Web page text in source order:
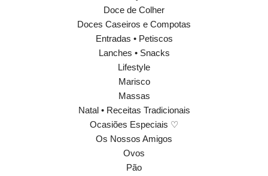
Doce de Colher
Doces Caseiros e Compotas
Entradas • Petiscos
Lanches • Snacks
Lifestyle
Marisco
Massas
Natal • Receitas Tradicionais
Ocasiões Especiais ♡
Os Nossos Amigos
Ovos
Pão